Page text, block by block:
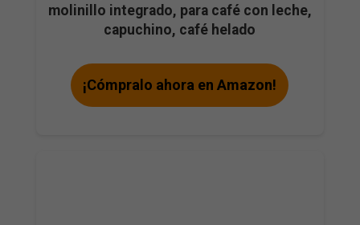
molinillo integrado, para café con leche,
capuchino, café helado
¡Cómpralo ahora en Amazon!